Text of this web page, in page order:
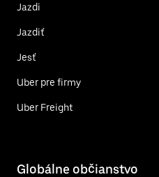
Jazdi
Jazdiť
Jesť
Uber pre firmy
Uber Freight
Globálne občianstvo